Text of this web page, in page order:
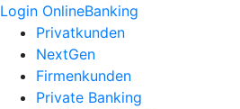
Login OnlineBanking
Privatkunden
NextGen
Firmenkunden
Private Banking